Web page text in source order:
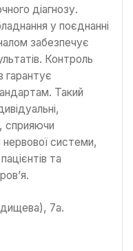
діагнозу.
у поєднанні
забезпечує
Контроль
гарантує
Такий
сприяючи
нервової системи,
та
7а.